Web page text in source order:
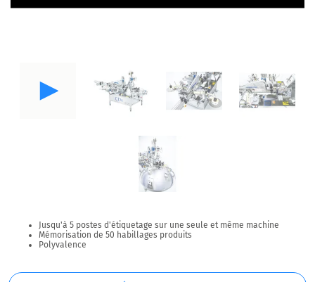
Jusqu'à 5 postes d'étiquetage sur une seule et même machine
Mémorisation de 50 habillages produits
Polyvalence